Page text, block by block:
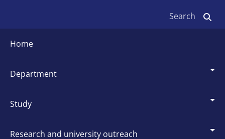
dipartimentali
home
department
study
research and university outreach